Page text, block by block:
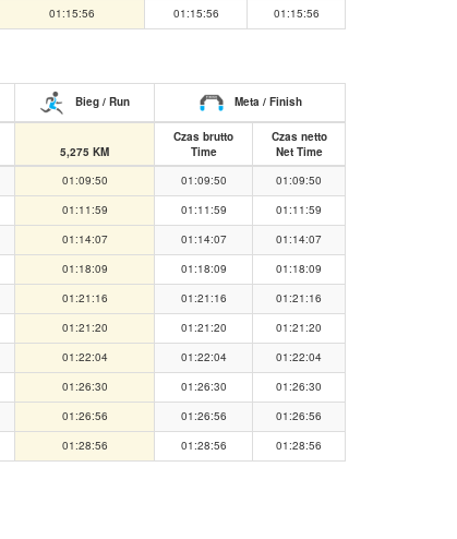
01:15:56 01:15:56 01:15:56
Bieg / Run Meta / Finish
5,275 KM
Czas brutto
Time
Czas netto
Net Time
01:09:50 01:09:50
01:09:50
01:11:59 01:11:59
01:11:59
01:14:07 01:14:07
01:14:07
01:18:09 01:18:09
01:18:09
01:21:16 01:21:16
01:21:16
01:21:20 01:21:20
01:21:20
01:22:04 01:22:04
01:22:04
01:26:30 01:26:30
01:26:30
01:26:56 01:26:56
01:26:56
01:28:56 01:28:56 01:28:56